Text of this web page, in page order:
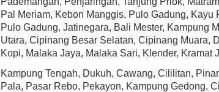
Pal Meriam, Kebon Manggis, Pulo Gadung,
Pulo Gadung, Jatinegara, Bali Mester, Kampung
Utara, Cipinang Besar Selatan, Cipinang Muara,
Kopi, Malaka Jaya, Malaka Sari, Klender, Kramat
Kampung Tengah, Dukuh, Cawang, Cililitan,
Pala, Pasar Rebo, Pekayon, Kampung Gedong,